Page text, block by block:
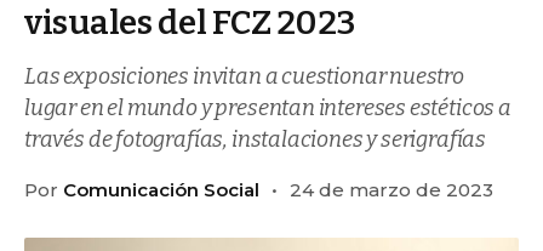
visuales del FCZ 2023
Las exposiciones invitan a cuestionar nuestro
lugar en el mundo y presentan intereses estéticos a
través de fotografías, instalaciones y serigrafías
Por Comunicación Social 24 de marzo de 2023